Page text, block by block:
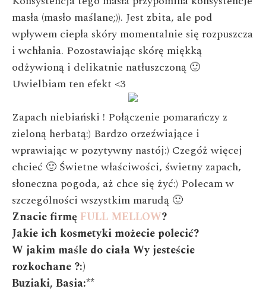
masła (masło maślane;)). Jest zbita, ale pod
wpływem ciepła skóry momentalnie się rozpuszcza
i wchłania. Pozostawiając skórę miękką
odżywioną i delikatnie natłuszczoną 🙂
Uwielbiam ten efekt <3
Zapach niebiański ! Połączenie pomarańczy z
zieloną herbatą:) Bardzo orzeźwiające i
wprawiając w pozytywny nastój:) Czegóż więcej
chcieć 🙂 Świetne właściwości, świetny zapach,
słoneczna pogoda, aż chce się żyć:) Polecam w
szczególności wszystkim marudą 🙂
Znacie firmę FULL MELLOW?
Jakie ich kosmetyki możecie polecić?
W jakim maśle do ciała Wy jesteście
rozkochane ?:)
Buziaki, Basia:**